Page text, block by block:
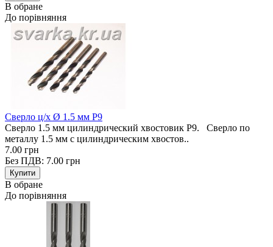
В обране
До порівняння
Сверло ц/х Ø 1.5 мм Р9
Сверло 1.5 мм цилиндрический хвостовик Р9. Сверло по
металлу 1.5 мм с цилиндрическим хвостов..
7.00 грн
Без ПДВ: 7.00 грн
В обране
До порівняння